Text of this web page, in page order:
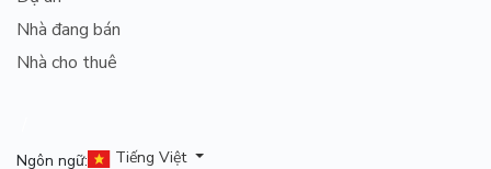
Nhà đang bán
Nhà cho thuê
Ngôn ngữ: Tiếng Việt